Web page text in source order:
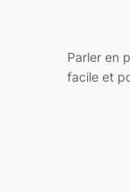
Parler en
facile et